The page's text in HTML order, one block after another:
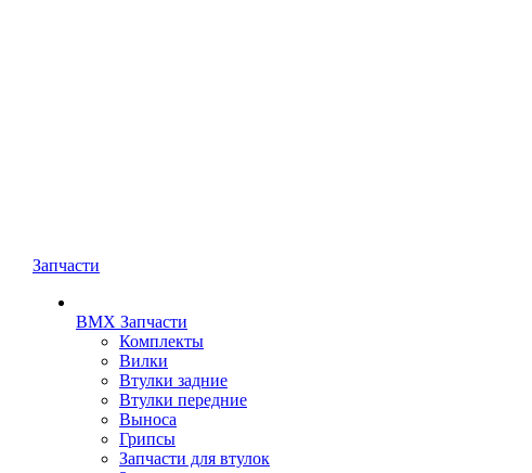
Запчасти
BMX Запчасти
Комплекты
Вилки
Втулки задние
Втулки передние
Выноса
Грипсы
Запчасти для втулок